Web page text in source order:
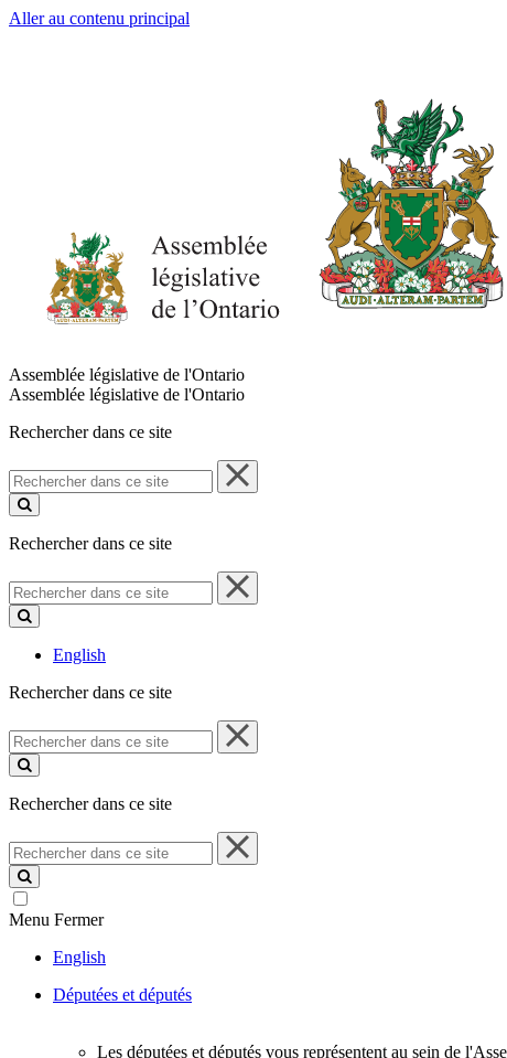
Aller au contenu principal
Assemblée législative de l'Ontario
Assemblée législative de l'Ontario
Rechercher dans ce site
Rechercher
dans
ce
Rechercher dans ce site
Rechercher
dans
ce
English
Rechercher dans ce site
Rechercher
dans
ce
Rechercher dans ce site
Rechercher
dans
ce
site
Menu Fermer
English
Députées et députés
Les députées et députés vous représentent au sein de